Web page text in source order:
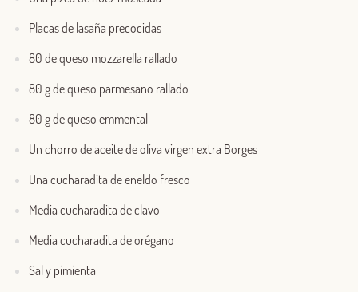
Placas de lasaña precocidas
80 de queso mozzarella rallado
80 g de queso parmesano rallado
80 g de queso emmental
Un chorro de aceite de oliva virgen extra Borges
Una cucharadita de eneldo fresco
Media cucharadita de clavo
Media cucharadita de orégano
Sal y pimienta